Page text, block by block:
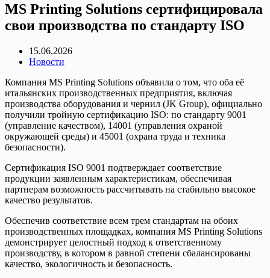
MS Printing Solutions сертифицировала
свои производства по стандарту ISO
15.06.2026
Новости
Компания MS Printing Solutions объявила о том, что оба её
итальянских производственных предприятия, включая
производства оборудования и чернил (JK Group), официально
получили тройную сертификацию ISO: по стандарту 9001
(управление качеством), 14001 (управления охраной
окружающей среды) и 45001 (охрана труда и техника
безопасности).
Сертификация ISO 9001 подтверждает соответствие
продукции заявленным характеристикам, обеспечивая
партнерам возможность рассчитывать на стабильно высокое
качество результатов.
Обеспечив соответствие всем трем стандартам на обоих
производственных площадках, компания MS Printing Solutions
демонстрирует целостный подход к ответственному
производству, в котором в равной степени сбалансированы
качество, экологичность и безопасность.